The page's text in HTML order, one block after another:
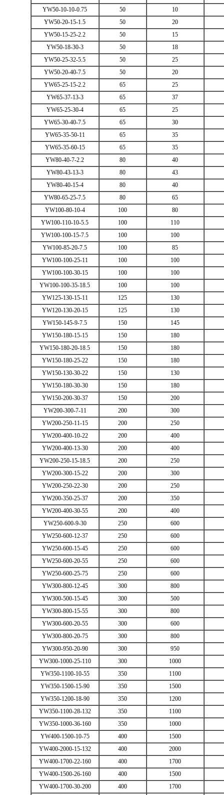
YW50-10-10-0.75
50
10
YW50-20-15-1.5
50
20
YW50-15-25-2.2
50
15
YW50-18-30-3
50
18
YW50-25-32-5.5
50
25
YW50-20-40-7.5
50
20
YW65-25-15-2.2
65
25
YW65-37-13-3
65
37
YW65-25-30-4
65
25
YW65-30-40-7.5
65
30
YW65-35-50-11
65
35
YW65-35-60-15
65
35
YW80-40-7-2.2
80
40
YW80-43-13-3
80
43
YW80-40-15-4
80
40
YW80-65-25-7.5
80
65
YW100-80-10-4
100
80
YW100-110-10-5.5
100
110
YW100-100-15-7.5
100
100
YW100-85-20-7.5
100
85
YW100-100-25-11
100
100
YW100-100-30-15
100
100
YW100-100-35-18.5
100
100
YW125-130-15-11
125
130
YW120-130-20-15
125
130
YW150-145-9-7.5
150
145
YW150-180-15-15
150
180
YW150-180-20-18.5
150
180
YW150-180-25-22
150
180
YW150-130-30-22
150
130
YW150-180-30-30
150
180
YW150-200-30-37
150
200
YW200-300-7-11
200
300
YW200-250-11-15
200
250
YW200-400-10-22
200
400
YW200-400-13-30
200
400
YW200-250-15-18.5
200
250
YW200-300-15-22
200
300
YW200-250-22-30
200
250
YW200-350-25-37
200
350
YW200-400-30-55
200
400
YW250-600-9-30
250
600
YW250-600-12-37
250
600
YW250-600-15-45
250
600
YW250-600-20-55
250
600
YW250-600-25-75
250
600
YW300-800-12-45
300
800
YW300-500-15-45
300
500
YW300-800-15-55
300
800
YW300-600-20-55
300
600
YW300-800-20-75
300
800
YW300-950-20-90
300
950
YW300-1000-25-110
300
1000
YW350-1100-10-55
350
1100
YW350-1500-15-90
350
1500
YW350-1200-18-90
350
1200
YW350-1100-28-132
350
1100
YW350-1000-36-160
350
1000
YW400-1500-10-75
400
1500
YW400-2000-15-132
400
2000
YW400-1700-22-160
400
1700
YW400-1500-26-160
400
1500
YW400-1700-30-200
400
1700